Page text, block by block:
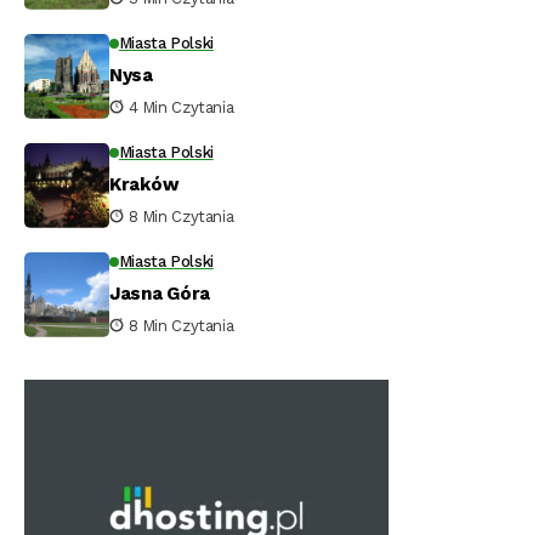
Miasta Polski
Nysa
4 Min Czytania
Miasta Polski
Kraków
8 Min Czytania
Miasta Polski
Jasna Góra
8 Min Czytania